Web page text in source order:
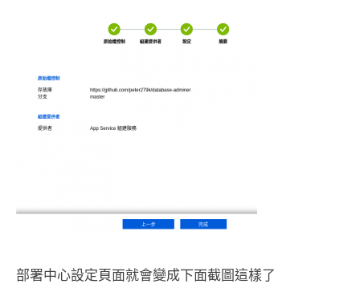
部署中心設定頁面就會變成下面截圖這樣了